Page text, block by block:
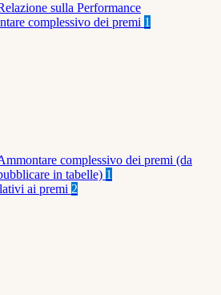
sulla Performance
complessivo dei premi 1
complessivo dei premi (da
in tabelle) 1
ai premi 2